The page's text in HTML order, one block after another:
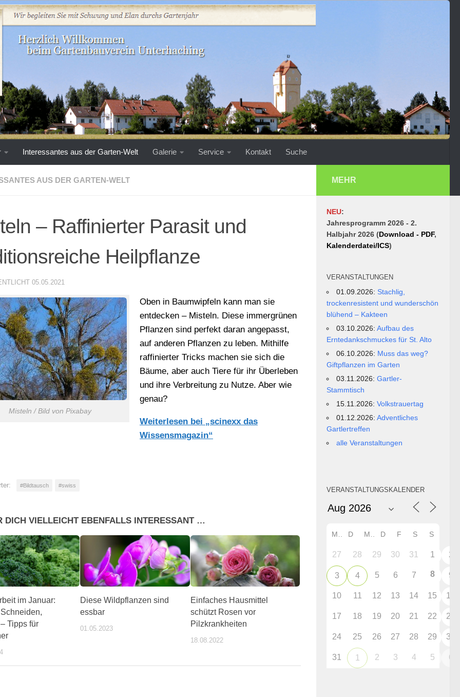
Interessantes aus der Garten-Welt Galerie Service Kontakt Suche
AUS DER GARTEN-WELT
– Raffinierter Parasit und
Heilpflanze
05.05.2021
Misteln / Bild von Pixabay
Oben in Baumwipfeln kann man sie
entdecken – Misteln. Diese immergrünen
Pflanzen sind perfekt daran angepasst,
auf anderen Pflanzen zu leben. Mithilfe
raffinierter Tricks machen sie sich die
Bäume, aber auch Tiere für ihr Überleben
und ihre Verbreitung zu Nutze. Aber wie
genau?
Weiterlesen bei „scinexx das
Wissensmagazin“
#Bildtausch #swiss
DICH VIELLEICHT EBENFALLS INTERESSANT …
im Januar:
Tipps für
Diese Wildpflanzen sind
essbar
01.05.2023
Einfaches Hausmittel
schützt Rosen vor
Pilzkrankheiten
18.08.2022
MEHR
NEU:
Jahresprogramm 2026 - 2.
Halbjahr 2026 (Download - PDF,
Kalenderdatei/ICS)
VERANSTALTUNGEN
01.09.2026: Stachlig,
trockenresistent und wunderschön
blühend – Kakteen
03.10.2026:Aufbau des
Erntedankschmuckes für St. Alto
06.10.2026: Muss das weg?
Giftpflanzen im Garten
03.11.2026:Gartler-
Stammtisch
15.11.2026:Volkstrauertag
01.12.2026:Adventliches
Gartlertreffen
alle Veranstaltungen
VERANSTALTUNGSKALENDER
D D F S S
27 28 29 30 31 1 2
3 4 5 6 7 8 9
10 11 12 13 14 15 16
17 18 19 20 21 22 23
24 25 26 27 28 29 30
31 1 2 3 4 5 6